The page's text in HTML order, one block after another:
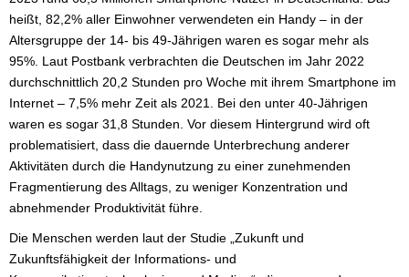
heißt, 82,2% aller Einwohner verwendeten ein Handy – in der
Altersgruppe der 14- bis 49-Jährigen waren es sogar mehr als
95%. Laut Postbank verbrachten die Deutschen im Jahr 2022
durchschnittlich 20,2 Stunden pro Woche mit ihrem Smartphone im
Internet – 7,5% mehr Zeit als 2021. Bei den unter 40-Jährigen
waren es sogar 31,8 Stunden. Vor diesem Hintergrund wird oft
problematisiert, dass die dauernde Unterbrechung anderer
Aktivitäten durch die Handynutzung zu einer zunehmenden
Fragmentierung des Alltags, zu weniger Konzentration und
abnehmender Produktivität führe.
Die Menschen werden laut der Studie „Zukunft und
Zukunftsfähigkeit der Informations- und